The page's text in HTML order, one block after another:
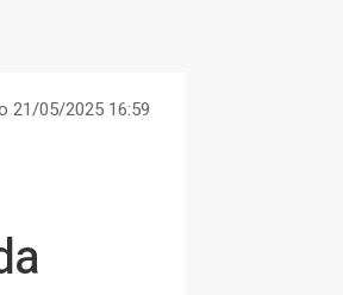
21/05/2025 16:59